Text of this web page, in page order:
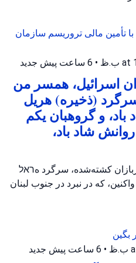
تأمین مالی تروریسم سازمان
• 6 ساعت پیش جدید
اسرائیل، همسر من
(ذخیره) هریل
و گروهبان یکم
شاد باد،
کشته‌شده، سرگرد هראל
که در نبرد در جنوب لبنان
بگین
• 6 ساعت پیش جدید